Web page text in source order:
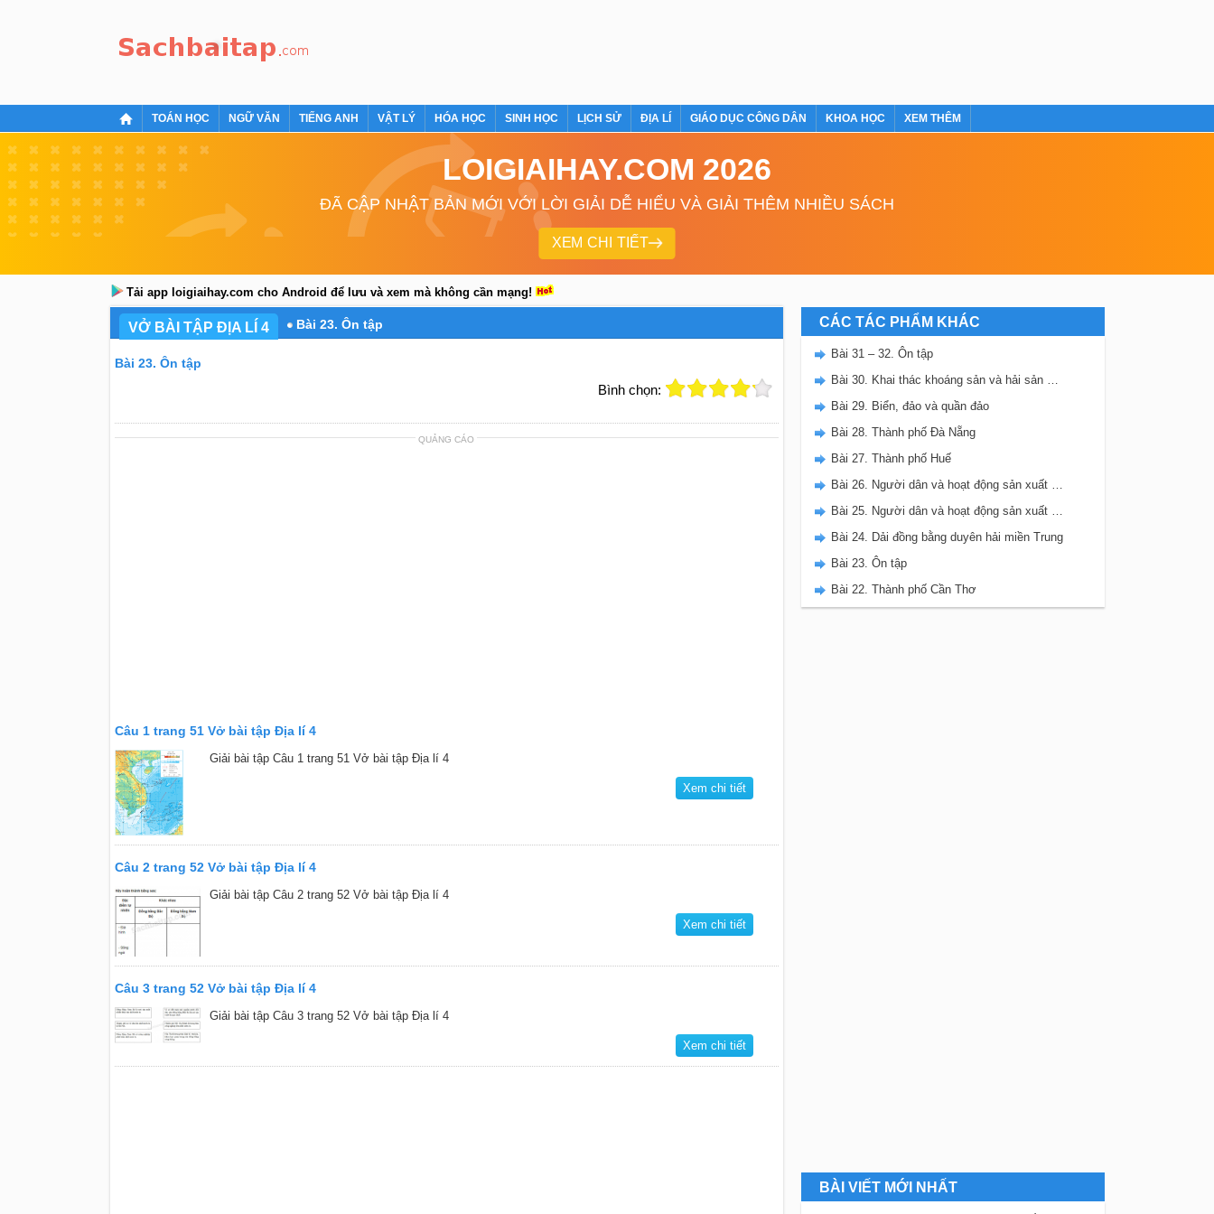
TOÁN HỌC NGỮ VĂN TIẾNG ANH VẬT LÝ HÓA HỌC SINH HỌC LỊCH SỬ ĐỊA LÍ GIÁO DỤC CÔNG DÂN KHOA HỌC XEM THÊM
LOIGIAIHAY.COM 2026
ĐÃ CẬP NHẬT BẢN MỚI VỚI LỜI GIẢI DỄ HIỂU VÀ GIẢI THÊM NHIỀU SÁCH
XEM CHI TIẾT
Tải app loigiaihay.com cho Android để lưu và xem mà không cần mạng!
VỞ BÀI TẬP ĐỊA LÍ 4 Bài 23. Ôn tập
Bài 23. Ôn tập
Bình chọn:
QUẢNG CÁO
Câu 1 trang 51 Vở bài tập Địa lí 4
Giải bài tập Câu 1 trang 51 Vở bài tập Địa lí 4
Xem chi tiết
Câu 2 trang 52 Vở bài tập Địa lí 4
Giải bài tập Câu 2 trang 52 Vở bài tập Địa lí 4
Xem chi tiết
Câu 3 trang 52 Vở bài tập Địa lí 4
Giải bài tập Câu 3 trang 52 Vở bài tập Địa lí 4
Xem chi tiết
CÁC TÁC PHẨM KHÁC
Bài 31 – 32. Ôn tập
Bài 30. Khai thác khoáng sản và hải sản ở vùng biển Việt Nam
Bài 29. Biển, đảo và quần đảo
Bài 28. Thành phố Đà Nẵng
Bài 27. Thành phố Huế
Bài 26. Người dân và hoạt động sản xuất ở đồng bằng duyên hải miền Trung (tiếp theo)
Bài 25. Người dân và hoạt động sản xuất ở đồng bằng duyên hải miền Trung
Bài 24. Dải đồng bằng duyên hải miền Trung
Bài 23. Ôn tập
Bài 22. Thành phố Cần Thơ
BÀI VIẾT MỚI NHẤT